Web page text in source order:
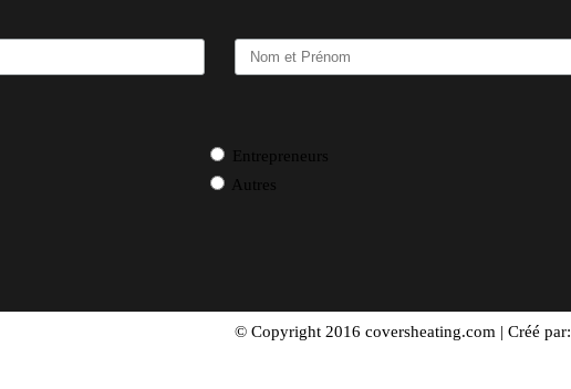
Entrepreneurs
Autres
© Copyright 2016 coversheating.com | Créé par: